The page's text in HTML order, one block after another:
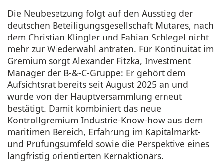
Die Neubesetzung folgt auf den Ausstieg der
deutschen Beteiligungsgesellschaft Mutares, nach
dem Christian Klingler und Fabian Schlegel nicht
mehr zur Wiederwahl antraten. Für Kontinuität im
Gremium sorgt Alexander Fitzka, Investment
Manager der B-&-C-Gruppe: Er gehört dem
Aufsichtsrat bereits seit August 2025 an und
wurde von der Hauptversammlung erneut
bestätigt. Damit kombiniert das neue
Kontrollgremium Industrie-Know-how aus dem
maritimen Bereich, Erfahrung im Kapitalmarkt-
und Prüfungsumfeld sowie die Perspektive eines
langfristig orientierten Kernaktionärs.